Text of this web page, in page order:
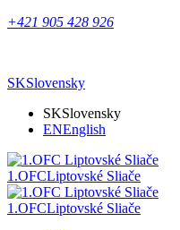
+421 905 428 926
SKSlovensky
SKSlovensky
ENEnglish
1.OFCLiptovské Sliače
1.OFCLiptovské Sliače